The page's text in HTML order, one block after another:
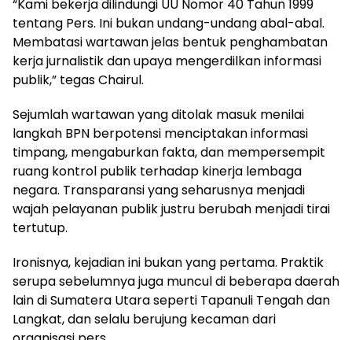
“Kami bekerja dilindungi UU Nomor 40 Tahun 1999
tentang Pers. Ini bukan undang-undang abal-abal.
Membatasi wartawan jelas bentuk penghambatan
kerja jurnalistik dan upaya mengerdilkan informasi
publik,” tegas Chairul.
Sejumlah wartawan yang ditolak masuk menilai
langkah BPN berpotensi menciptakan informasi
timpang, mengaburkan fakta, dan mempersempit
ruang kontrol publik terhadap kinerja lembaga
negara. Transparansi yang seharusnya menjadi
wajah pelayanan publik justru berubah menjadi tirai
tertutup.
Ironisnya, kejadian ini bukan yang pertama. Praktik
serupa sebelumnya juga muncul di beberapa daerah
lain di Sumatera Utara seperti Tapanuli Tengah dan
Langkat, dan selalu berujung kecaman dari